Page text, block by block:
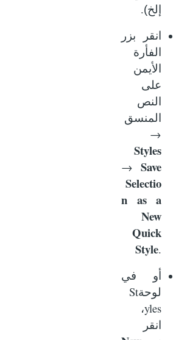
إلخ).
انقر بزر
الفأرة
الأيمن
على
النص
المنسق
→
Styles
→Save
Selectio
n as a
New
Quick
Style
أو في
لوحةSt
yles،
انقر